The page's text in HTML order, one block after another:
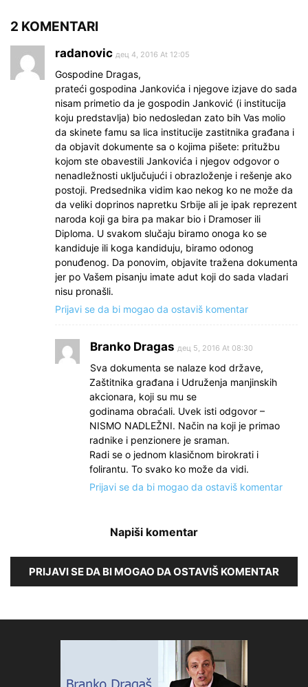
2 KOMENTARI
radanovic дец 4, 2016 At 12:05
Gospodine Dragas,
prateći gospodina Jankovića i njegove izjave do sada
nisam primetio da je gospodin Janković (i institucija
koju predstavlja) bio nedosledan zato bih Vas molio
da skinete famu sa lica institucije zastitnika građana i
da objavit dokumente sa o kojima pišete: pritužbu
kojom ste obavestili Jankovića i njegov odgovor o
nenadležnosti uključujući i obrazloženje i rešenje ako
postoji. Predsednika vidim kao nekog ko ne može da
da veliki doprinos napretku Srbije ali je ipak reprezent
naroda koji ga bira pa makar bio i Dramoser ili
Diploma. U svakom slučaju biramo onoga ko se
kandiduje ili koga kandiduju, biramo odonog
ponuđenog. Da ponovim, objavite tražena dokumenta
jer po Vašem pisanju imate adut koji do sada vladari
nisu pronašli.
Prijavi se da bi mogao da ostaviš komentar
Branko Dragas дец 5, 2016 At 08:30
Sva dokumenta se nalaze kod države,
Zaštitnika građana i Udruženja manjinskih
akcionara, koji su mu se
godinama obraćali. Uvek isti odgovor –
NISMO NADLEŽNI. Način na koji je primao
radnike i penzionere je sraman.
Radi se o jednom klasičnom birokrati i
folirantu. To svako ko može da vidi.
Prijavi se da bi mogao da ostaviš komentar
Napiši komentar
PRIJAVI SE DA BI MOGAO DA OSTAVIŠ KOMENTAR